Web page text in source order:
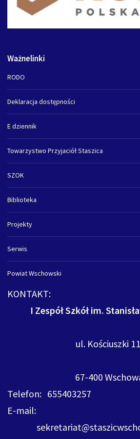
Ważnelinki
RODO
Deklaracja dostępności
E dziennik
Towarzystwo Przyjaciół Staszica
SZOK
Biblioteka
Projekty
Serwis
Powiat Wschowski
KONTAKT:
I Zespół Szkół im.
ul. Kościuszki
67-400
Telefon: 655403257
E-mail: